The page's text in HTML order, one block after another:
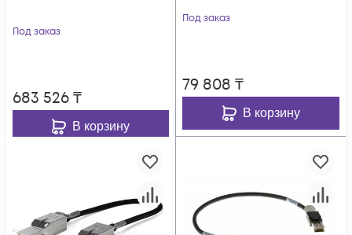
Под заказ
683 526₸
В корзину
Под заказ
79 808 ₸
В корзину